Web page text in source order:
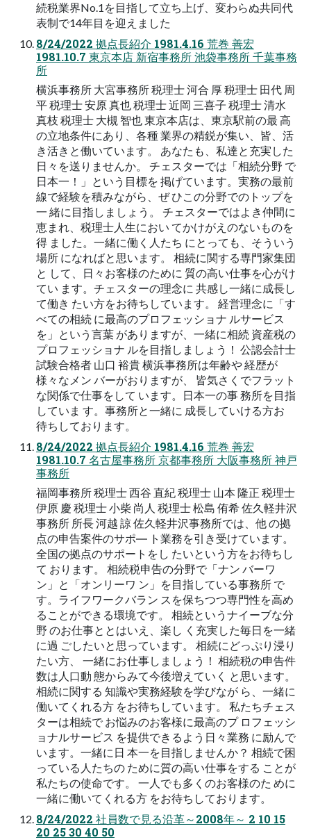
続税業界No.1を目指して立ち上げ、変わらぬ共同代
表制で14年目を迎えました
8/24/2022 拠点長紹介 1981.4.16 荒巻 善宏
1981.10.7 東京本店 新宿事務所 池袋事務所 千葉事務
所
横浜事務所 大宮事務所 税理士 河合 厚 税理士 田代 周
平 税理士 安原 真也 税理士 近岡 三喜子 税理士 清水
真枝 税理士 大槻 智也 東京本店は、東京駅前の最 高
の立地条件にあり、各種 業界の精鋭が集い、皆、活
き活きと働いています。 あなたも、私達と充実した
日々を送りませんか。 チェスターでは「相続分野 で
日本一！」という目標を 掲げています。実務の最前
線で経験を積みながら、ぜ ひこの分野でのトップを
一 緒に目指しましょう。 チェスターではよき仲間に
恵まれ、税理士人生におい てかけがえのないものを
得 ました。一緒に働く人たち にとっても、そういう
場所 になればと思います。 相続に関する専門家集団
と して、日々お客様のために 質の高い仕事を心がけ
てい ます。チェスターの理念に 共感し一緒に成長し
て働き たい方をお待ちしています。 経営理念に「す
べての相続 に最高のプロフェッショナ ルサービス
を」という言葉 がありますが、一緒に相続 資産税の
プロフェッショナ ルを目指しましょう！ 公認会計士
試験合格者 山口 裕貴 横浜事務所は年齢や 経歴が
様々なメン バーがおりますが、 皆気さくでフラット
な関係で仕事をして います。日本一の事 務所を目指
していま す。事務所と一緒に 成長していける方お
待ちしております。
8/24/2022 拠点長紹介 1981.4.16 荒巻 善宏
1981.10.7 名古屋事務所 京都事務所 大阪事務所 神戸
事務所
福岡事務所 税理士 西谷 直紀 税理士 山本 隆正 税理士
伊原 慶 税理士 小柴 尚人 税理士 松島 侑希 佐久軽井沢
事務所 所長 河越 諒 佐久軽井沢事務所では、他 の拠
点の申告案件のサポ― ト業務を引き受けています。
全国の拠点のサポートをし たいという方をお待ちし
て おります。 相続税申告の分野で「ナン バーワ
ン」と「オンリーワ ン」を目指している事務所 で
す。ライフワークバラン スを保ちつつ専門性を高め
ることができる環境です。 相続というナイーブな分
野 のお仕事ととはいえ、楽し く充実した毎日を一緒
に過 ごしたいと思っています。 相続にどっぷり浸り
たい方、 一緒にお仕事しましょう！ 相続税の申告件
数は人口動 態からみて今後増えていく と思います。
相続に関する 知識や実務経験を学びなが ら、一緒に
働いてくれる方 をお待ちしています。 私たちチェス
ターは相続で お悩みのお客様に最高のプ ロフェッシ
ョナルサービス を提供できるよう日々業務 に励んで
います。一緒に日 本一を目指しませんか？ 相続で困
っている人たちの ために質の高い仕事をする ことが
私たちの使命です。 一人でも多くのお客様のた めに
一緒に働いてくれる方 をお待ちしております。
8/24/2022 社員数で見る沿革～2008年～ 2 10 15
20 25 30 40 50